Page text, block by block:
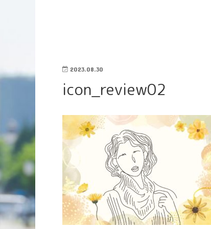
2023.08.30
icon_review02